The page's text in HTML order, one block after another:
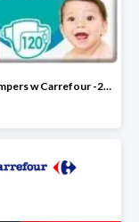
Marka Pampers w Carrefour -25%